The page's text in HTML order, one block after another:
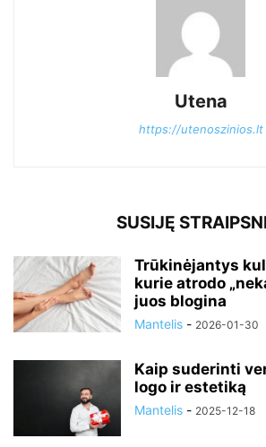
Utena
https://utenoszinios.lt
SUSIJĘ
Trūkinėjantys
kurie atrodo
juos blogina
Mantelis - 2026-01-30
Kaip suderinti
logo ir estetiką
Mantelis - 2025-12-18